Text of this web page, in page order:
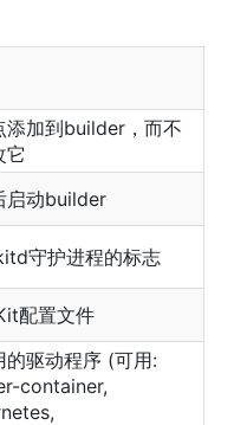
添加到builder，而不
它
启动builder
守护进程的标志
配置文件
的驱动程序 (可用:
container,